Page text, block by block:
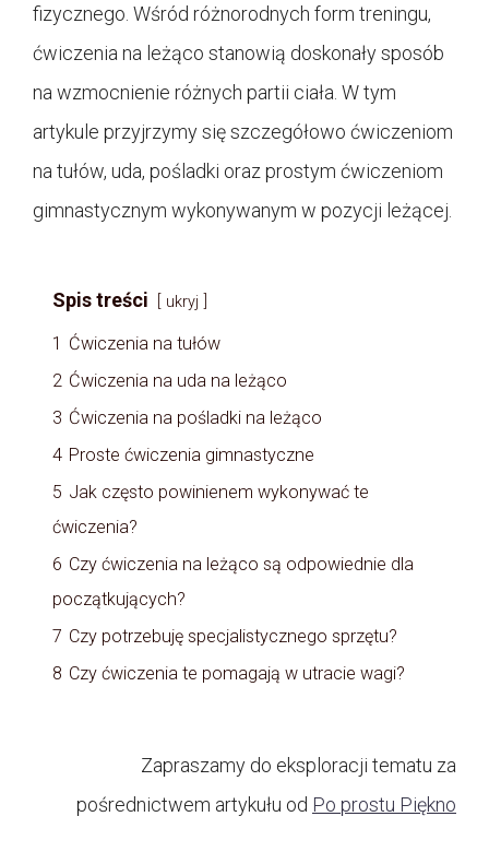
fizycznego. Wśród różnorodnych form treningu,
ćwiczenia na leżąco stanowią doskonały sposób
na wzmocnienie różnych partii ciała. W tym
artykule przyjrzymy się szczegółowo ćwiczeniom
na tułów, uda, pośladki oraz prostym ćwiczeniom
gimnastycznym wykonywanym w pozycji leżącej.
Spis treści ukryj
1 Ćwiczenia na tułów
2 Ćwiczenia na uda na leżąco
3 Ćwiczenia na pośladki na leżąco
4 Proste ćwiczenia gimnastyczne
5 Jak często powinienem wykonywać te
ćwiczenia?
6 Czy ćwiczenia na leżąco są odpowiednie dla
początkujących?
7 Czy potrzebuję specjalistycznego sprzętu?
8 Czy ćwiczenia te pomagają w utracie wagi?
Zapraszamy do eksploracji tematu za
pośrednictwem artykułu od Po prostu Piękno